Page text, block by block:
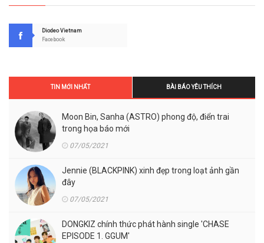
Diodeo Vietnam
Facebook
TIN MỚI NHẤT BÀI BÁO YÊU THÍCH
Moon Bin, Sanha (ASTRO) phong độ, điển trai
trong họa báo mới
07/05/2021
Jennie (BLACKPINK) xinh đẹp trong loạt ảnh gần
đây
07/05/2021
DONGKIZ chính thức phát hành single 'CHASE
EPISODE 1. GGUM'